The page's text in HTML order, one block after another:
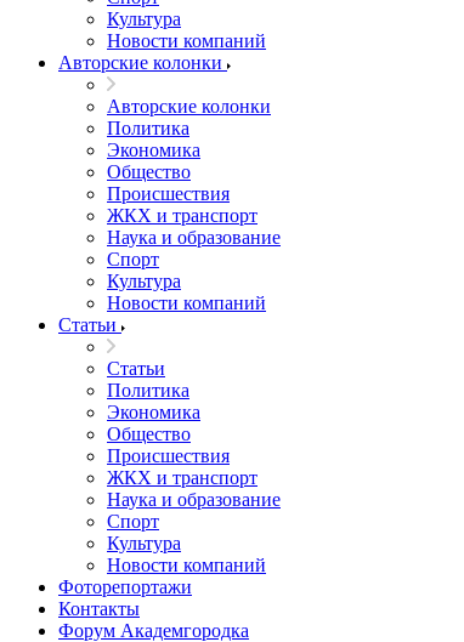
Культура
Новости компаний
Авторские колонки
Авторские колонки
Политика
Экономика
Общество
Происшествия
ЖКХ и транспорт
Наука и образование
Спорт
Культура
Новости компаний
Статьи
Статьи
Политика
Экономика
Общество
Происшествия
ЖКХ и транспорт
Наука и образование
Спорт
Культура
Новости компаний
Фоторепортажи
Контакты
Форум Академгородка